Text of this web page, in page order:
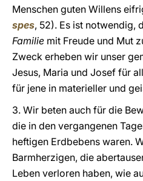
Menschen guten Willens
spes, 52). Es ist notwendig,
Familie mit Freude und Mut
Zweck erheben wir unser
Jesus, Maria und Josef für
für jene in materieller und
3. Wir beten auch für die
die in den vergangenen
heftigen Erdbebens waren.
Barmherzigen, die
Leben verloren haben, wie